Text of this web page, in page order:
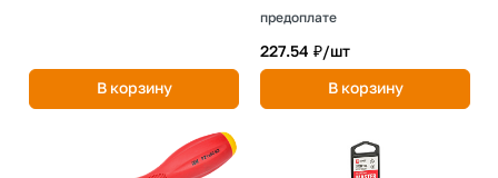
В корзину
предоплате
227.54 ₽/шт
В корзину